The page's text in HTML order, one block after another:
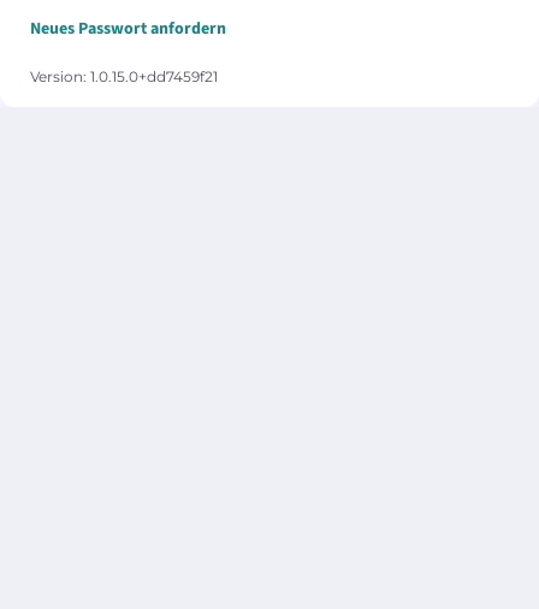
Neues Passwort anfordern
Version: 1.0.15.0+dd7459f21